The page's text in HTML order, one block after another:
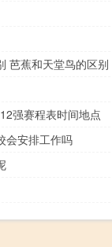
芭蕉和天堂鸟的区别
强赛程表时间地点
会安排工作吗